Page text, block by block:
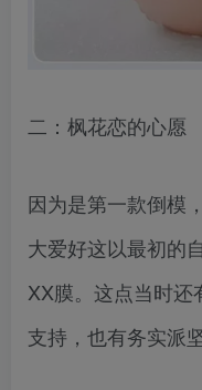
二：枫花恋的心愿
因为是第一款倒模
大爱好这以最初的
XX膜。这点当时
支持，也有务实派